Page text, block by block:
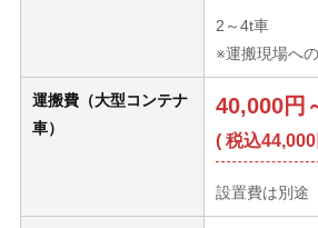
2～4t車
※運搬現場へ
運搬費（大型コンテナ
車）
40,000円
( 税込
設置費は別途